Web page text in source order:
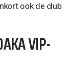
ook de club
VIP-